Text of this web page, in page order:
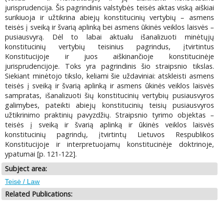
jurisprudencija. Šis pagrindinis valstybės teisės aktas viską aiškiai
surikiuoja ir užtikrina abiejų konstitucinių vertybių – asmens
teisės į sveiką ir švarią aplinką bei asmens ūkinės veiklos laisvės –
pusiausvyrą. Dėl to labai aktualu išanalizuoti minėtųjų
konstitucinių vertybių teisinius pagrindus, įtvirtintus
Konstitucijoje ir juos aiškinančioje konstitucinėje
jurisprudencijoje. Toks yra pagrindinis šio straipsnio tikslas.
Siekiant minėtojo tikslo, keliami šie uždaviniai: atskleisti asmens
teisės į sveiką ir švarią aplinką ir asmens ūkinės veiklos laisvės
sampratas, išanalizuoti šių konstitucinių vertybių pusiausvyros
galimybes, pateikti abiejų konstitucinių teisių pusiausvyros
užtikrinimo praktinių pavyzdžių. Straipsnio tyrimo objektas –
teisės į sveiką ir švarią aplinką ir ūkinės veiklos laisvės
konstitucinių pagrindų, įtvirtintų Lietuvos Respublikos
Konstitucijoje ir interpretuojamų konstitucinėje doktrinoje,
ypatumai [p. 121-122].
Subject area:
Teisė / Law
Related Publications: